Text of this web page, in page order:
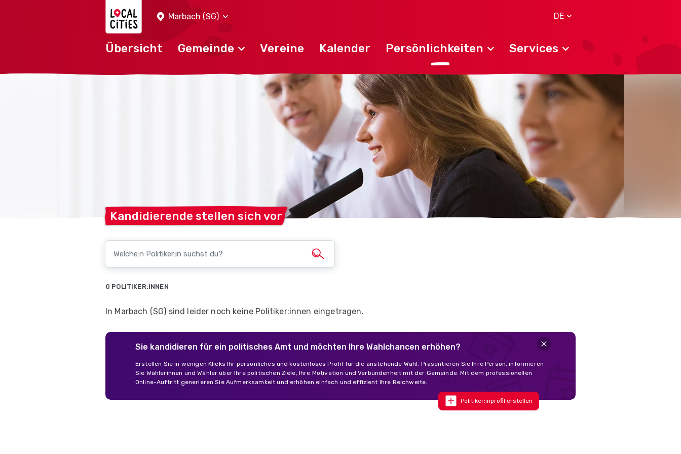
Marbach (SG)
DE
Übersicht Gemeinde Vereine Kalender Persönlichkeiten Services
Kandidierende stellen sichvor
0 POLITIKER:INNEN
In Marbach (SG) sind leider noch keine Politiker:innen eingetragen.
Sie kandidieren für ein politisches Amt und möchten Ihre Wahlchancen erhöhen?
Erstellen Sie in wenigen Klicks Ihr persönliches und kostenloses Profil für die anstehende Wahl. Präsentieren Sie Ihre Person, informieren
Sie Wählerinnen und Wähler über Ihre politischen Ziele, Ihre Motivation und Verbundenheit mit der Gemeinde. Mit dem professionellen
Online-Auftritt generieren Sie Aufmerksamkeit und erhöhen einfach und effizient Ihre Reichweite.
Politiker:inprofil erstellen